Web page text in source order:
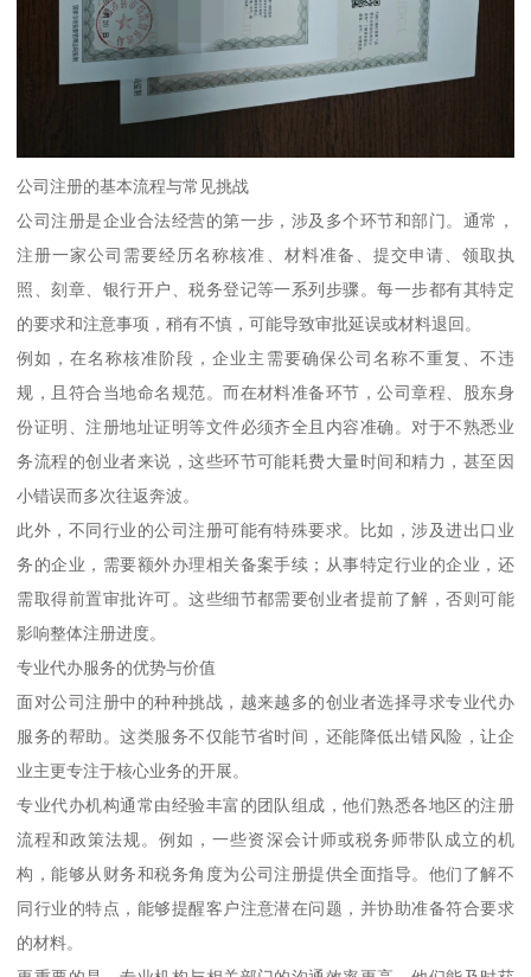
公司注册的基本流程与常见挑战
公司注册是企业合法经营的第一步，涉及多个环节和部门。通常，
注册一家公司需要经历名称核准、材料准备、提交申请、领取执
照、刻章、银行开户、税务登记等一系列步骤。每一步都有其特定
的要求和注意事项，稍有不慎，可能导致审批延误或材料退回。
例如，在名称核准阶段，企业主需要确保公司名称不重复、不违
规，且符合当地命名规范。而在材料准备环节，公司章程、股东身
份证明、注册地址证明等文件必须齐全且内容准确。对于不熟悉业
务流程的创业者来说，这些环节可能耗费大量时间和精力，甚至因
小错误而多次往返奔波。
此外，不同行业的公司注册可能有特殊要求。比如，涉及进出口业
务的企业，需要额外办理相关备案手续；从事特定行业的企业，还
需取得前置审批许可。这些细节都需要创业者提前了解，否则可能
影响整体注册进度。
专业代办服务的优势与价值
面对公司注册中的种种挑战，越来越多的创业者选择寻求专业代办
服务的帮助。这类服务不仅能节省时间，还能降低出错风险，让企
业主更专注于核心业务的开展。
专业代办机构通常由经验丰富的团队组成，他们熟悉各地区的注册
流程和政策法规。例如，一些资深会计师或税务师带队成立的机
构，能够从财务和税务角度为公司注册提供全面指导。他们了解不
同行业的特点，能够提醒客户注意潜在问题，并协助准备符合要求
的材料。